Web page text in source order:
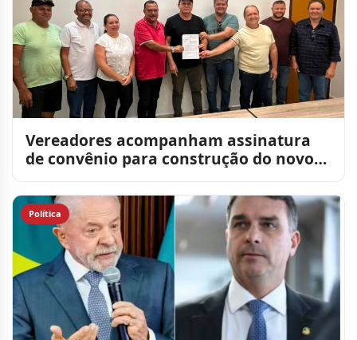
Vereadores acompanham assinatura
de convênio para construção do novo
Política